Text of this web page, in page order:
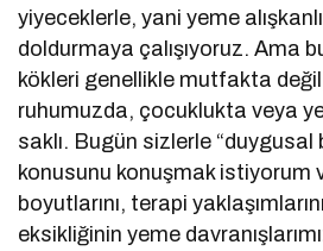
yiyeceklerle, yani yeme
doldurmaya çalışıyoruz. Ama
kökleri genellikle mutfakta
ruhumuzda, çocuklukta veya
saklı. Bugün sizlerle “duygusal
konusunu konuşmak istiyorum
boyutlarını, terapi
eksikliğinin yeme